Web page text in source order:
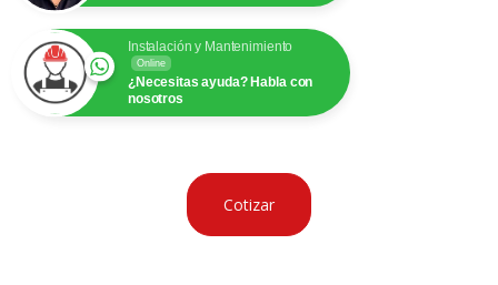
Instalación y Mantenimiento
Online
¿Necesitas ayuda? Habla con
nosotros
Cotizar